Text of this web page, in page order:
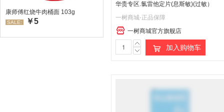
康师傅红烧牛肉桶面 103g
SALE: ￥5
华贵专区.氯雷他定片(息斯敏)(过敏）
一树商城-正品保障
一树商城官方旗舰店
加入购物车